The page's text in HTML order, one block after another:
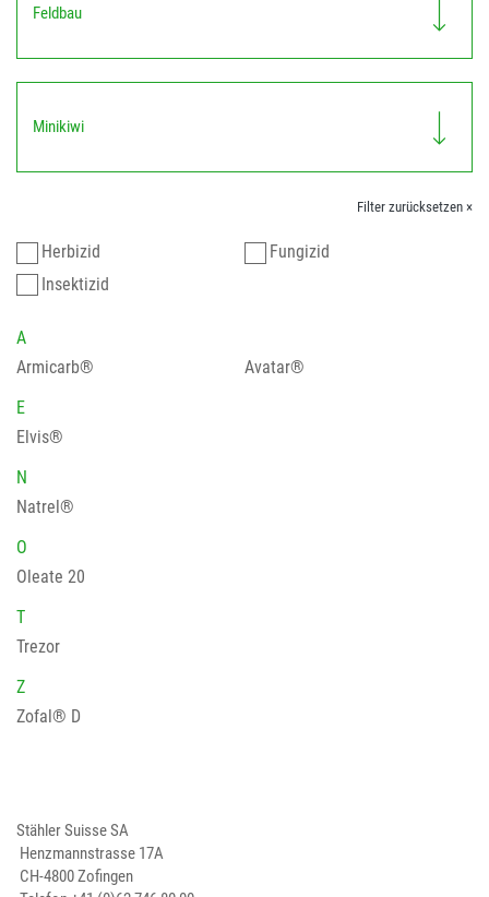
Feldbau
Minikiwi
Filter zurücksetzen ×
Herbizid
Fungizid
Insektizid
A
Armicarb®
Avatar®
E
Elvis®
N
Natrel®
O
Oleate 20
T
Trezor
Z
Zofal® D
Stähler Suisse SA
Henzmannstrasse 17A
CH-4800 Zofingen